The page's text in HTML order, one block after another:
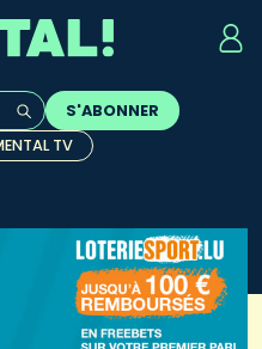
sont
S'ABONNER
TV